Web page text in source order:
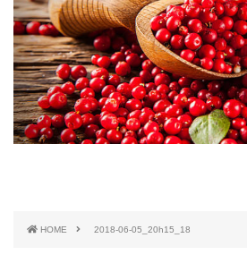
HOME 2018-06-05_20h15_18